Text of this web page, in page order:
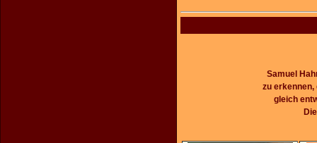
Samuel
zu
gleich